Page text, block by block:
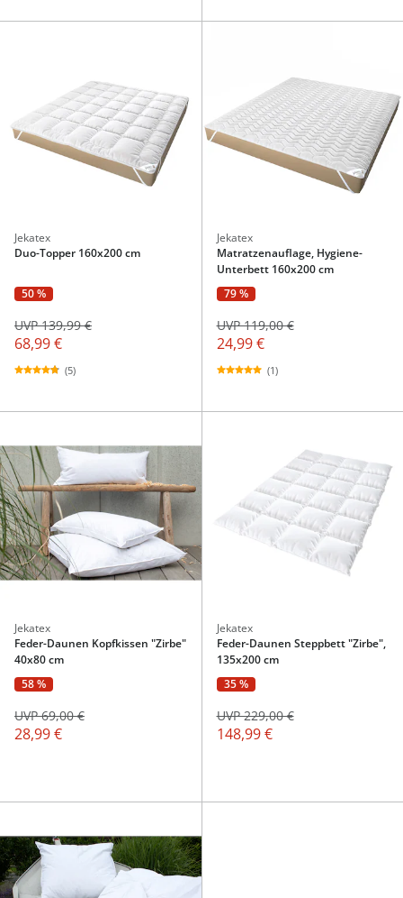
Jekatex
Duo-Topper 160x200 cm
50 %
68,99 €
UVP 139,99 €
(5)
Jekatex
Matratzenauflage, Hygiene-
Unterbett 160x200 cm
79 %
24,99 €
UVP 119,00 €
(1)
Jekatex
Feder-Daunen Kopfkissen "Zirbe"
40x80 cm
58 %
28,99 €
UVP 69,00 €
Jekatex
Feder-Daunen Steppbett "Zirbe",
135x200 cm
35 %
148,99 €
UVP 229,00 €